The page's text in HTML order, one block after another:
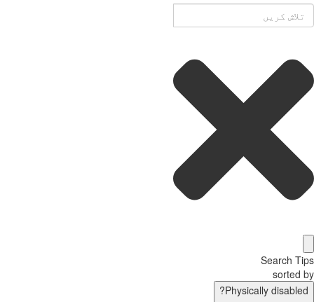
Search
sorted
Physically